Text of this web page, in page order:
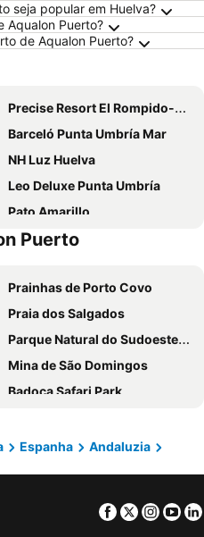
seja popular em Huelva?
Aqualon Puerto?
de Aqualon Puerto?
Precise Resort El Rompido-The Hotel
Barceló Punta Umbría Mar
NH Luz Huelva
Leo Deluxe Punta Umbría
Pato Amarillo
Hotel La Barca
Hotel La Rabida
Hotel Santa María
Hotel Carabela Santa Maria
Hotel Emilio
Hotel San Miguel
Mazagonia
Hostal Ciudad Trigueros
Puerto
Prainhas de Porto Covo
Praia dos Salgados
Parque Natural do Sudoeste Alentejano e Costa Vicentina
Mina de São Domingos
Badoca Safari Park
Praia da Quarteira
Praia de São Torpes
Espanha
Andaluzia
Facebook
Twitter